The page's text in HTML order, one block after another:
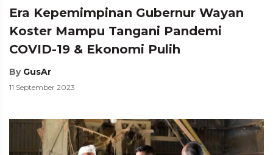
Era Kepemimpinan Gubernur Wayan
Koster Mampu Tangani Pandemi
COVID-19 & Ekonomi Pulih
By GusAr
11 September 2023